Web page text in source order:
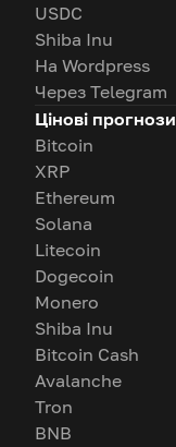
USDC
Shiba Inu
На Wordpress
Через Telegram
Цінові прогнози
Bitcoin
XRP
Ethereum
Solana
Litecoin
Dogecoin
Monero
Shiba Inu
Bitcoin Cash
Avalanche
Tron
BNB